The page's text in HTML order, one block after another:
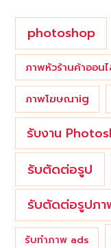
photoshop
ภาพหัวร้านค้าออน
ภาพโฆษณาig
รับงาน
รับตัดต่อรูป
รับตัดต่อรูปภ
รับทำภาพ ads